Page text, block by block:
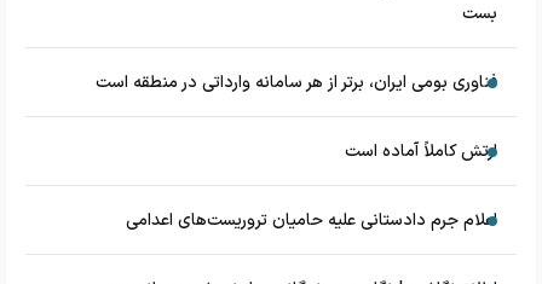
بست
فناوری بومی ایران، برتر از هر سامانه وارداتی در منطقه است
ارتش کاملاً آماده است
اعلام جرم دادستانی علیه حامیان تروریست‌های اعدامی